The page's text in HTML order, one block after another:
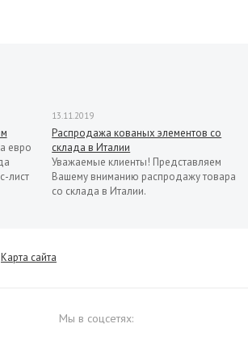
евро
лист
13.11.2019
Распродажа кованых элементов со
склада в Италии
Уважаемые клиенты! Представляем
Вашему вниманию распродажу товара
со склада в Италии.
Карта сайта
Мы в соцсетях: